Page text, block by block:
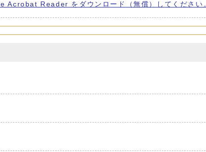
Acrobat Reader をダウンロード（無償）してください